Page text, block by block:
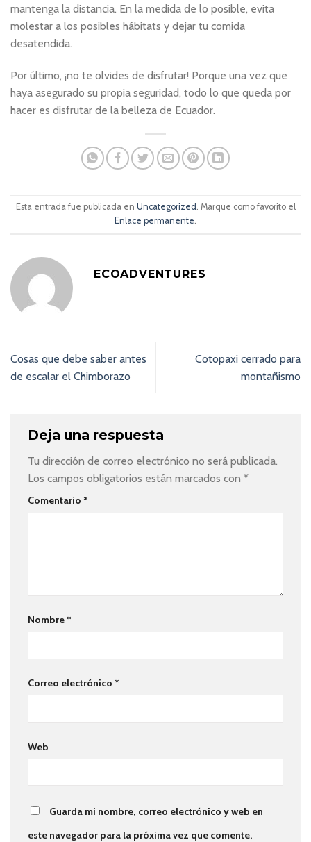
mantenga la distancia. En la medida de lo posible, evita
molestar a los posibles hábitats y dejar tu comida
desatendida.
Por último, ¡no te olvides de disfrutar! Porque una vez que
haya asegurado su propia seguridad, todo lo que queda por
hacer es disfrutar de la belleza de Ecuador.
Esta entrada fue publicada en Uncategorized. Marque como favorito el
Enlace permanente.
ECOADVENTURES
Cosas que debe saber antes
de escalar el Chimborazo
Cotopaxi cerrado para
montañismo
Deja una respuesta
Tu dirección de correo electrónico no será publicada.
Los campos obligatorios están marcados con *
Comentario *
Nombre *
Correo electrónico *
Web
Guarda mi nombre, correo electrónico y web en
este navegador para la próxima vez que comente.